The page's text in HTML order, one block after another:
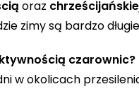
oraz
zimy są bardzo
czarownic?
w okolicach